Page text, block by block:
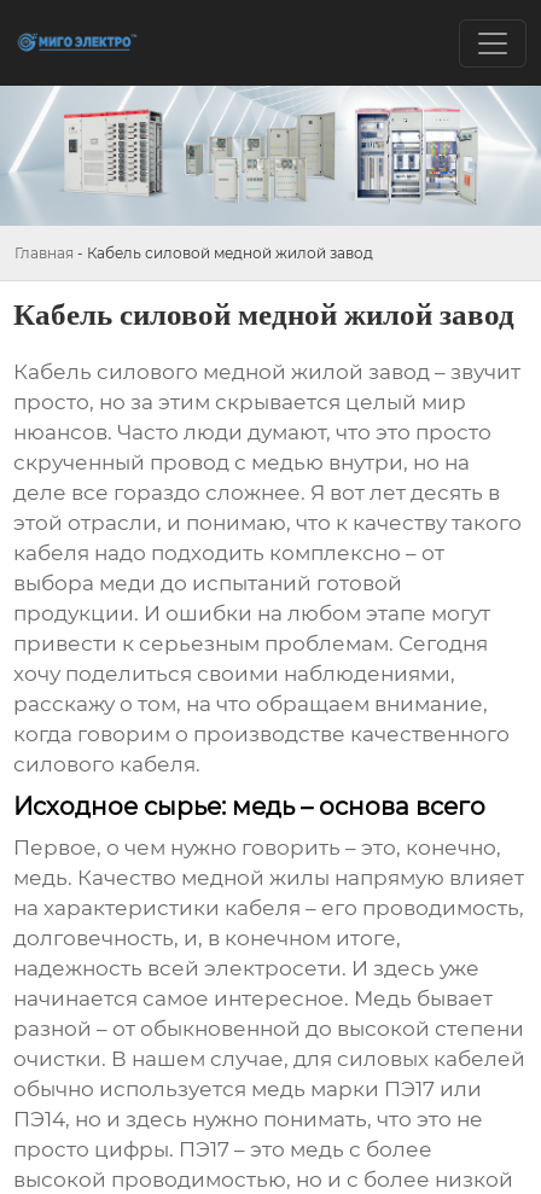
Главная - Кабель силовой медной жилой завод
Кабель силовой медной жилой завод
Кабель силового медной жилой завод – звучит
просто, но за этим скрывается целый мир
нюансов. Часто люди думают, что это просто
скрученный провод с медью внутри, но на
деле все гораздо сложнее. Я вот лет десять в
этой отрасли, и понимаю, что к качеству такого
кабеля надо подходить комплексно – от
выбора меди до испытаний готовой
продукции. И ошибки на любом этапе могут
привести к серьезным проблемам. Сегодня
хочу поделиться своими наблюдениями,
расскажу о том, на что обращаем внимание,
когда говорим о производстве качественного
силового кабеля.
Исходное сырье: медь – основа всего
Первое, о чем нужно говорить – это, конечно,
медь. Качество медной жилы напрямую влияет
на характеристики кабеля – его проводимость,
долговечность, и, в конечном итоге,
надежность всей электросети. И здесь уже
начинается самое интересное. Медь бывает
разной – от обыкновенной до высокой степени
очистки. В нашем случае, для силовых кабелей
обычно используется медь марки ПЭ17 или
ПЭ14, но и здесь нужно понимать, что это не
просто цифры. ПЭ17 – это медь с более
высокой проводимостью, но и с более низкой